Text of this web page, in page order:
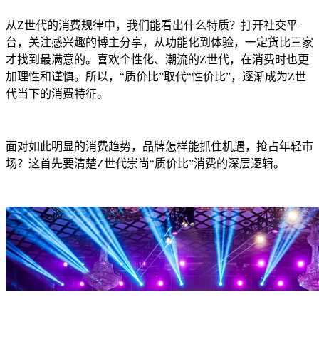
从Z世代的消费规律中，我们能看出什么特质？打开社交平
台，关注感兴趣的博主分享，从功能化到体验，一定货比三家
才找到最满意的。喜欢个性化、潮流的Z世代，在消费时也更
加理性和谨慎。所以，“质价比”取代“性价比”，逐渐成为Z世
代当下的消费特征。
面对如此明显的消费趋势，品牌怎样能抓住机遇，抢占年轻市
场？这首先要清楚Z世代崇尚“质价比”消费的深层逻辑。